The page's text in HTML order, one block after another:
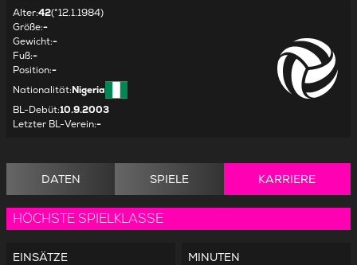
Alter:42(*12.1.1984)
Größe:-
Gewicht:-
Fuß:-
Position:-
Nationalität:Nigeria
BL-Debüt:10.9.2003
Letzter BL-Verein:-
DATEN SPIELE KARRIERE
HÖCHSTE SPIELKLASSE
EINSÄTZE MINUTEN